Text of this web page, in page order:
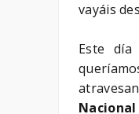
vayáis
Este